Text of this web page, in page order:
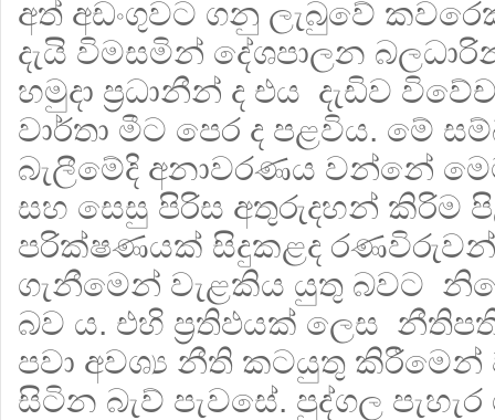
අත් අඩංගුවට ගනු ලැබුවේ
දැයි විමසමින් දේශපාලන
හමුදා ප්‍රධානීන් ද එය දැඩිව
වාර්තා මීට පෙර ද පළවිය. මේ
බැලීමේදි අනාවරණය වන්නේ
සහ සෙසු පිරිස අතුරුදහන් කිරිම
පරික්ෂණයක් සිදුකළද රණවිරුවන්
ගැනීමෙන් වැළකිය යුතු බවට
බව ය. එහි ප්‍රතිඵයක් ලෙස
පවා අවශ්‍ය නීති කටයුතු
සිටින බැව් පැවසේ. පුද්ගල